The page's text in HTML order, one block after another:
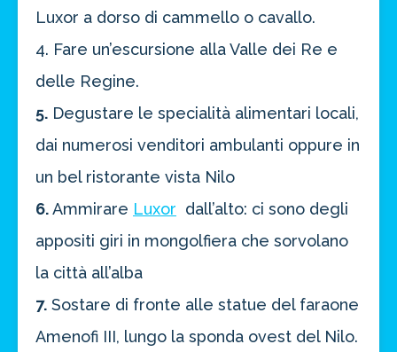
Luxor a dorso di cammello o cavallo.
4. Fare un’escursione alla Valle dei Re e
delle Regine.
5. Degustare le specialità alimentari locali,
dai numerosi venditori ambulanti oppure in
un bel ristorante vista Nilo
6.Ammirare Luxor dall’alto: ci sono degli
appositi giri in mongolfiera che sorvolano
la città all’alba
7. Sostare di fronte alle statue del faraone
Amenofi III, lungo la sponda ovest del Nilo.